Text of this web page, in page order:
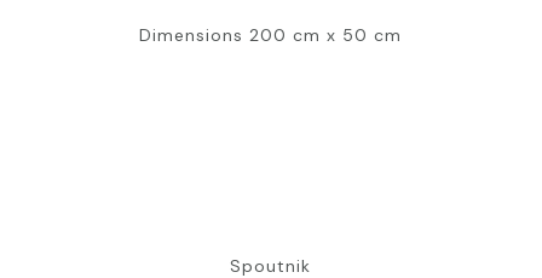
Dimensions 200 cm x 50 cm
Spoutnik